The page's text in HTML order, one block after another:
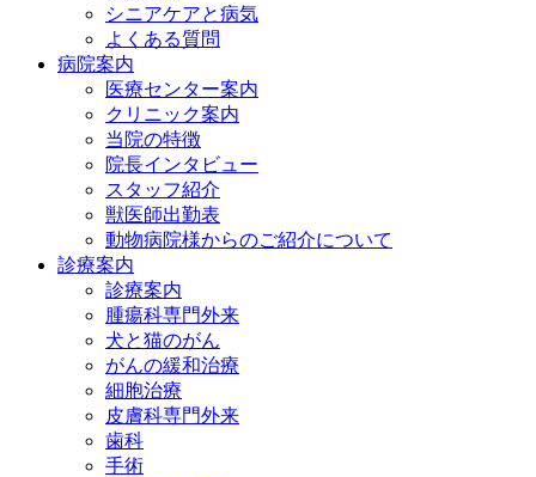
シニアケアと病気
よくある質問
病院案内
医療センター案内
クリニック案内
当院の特徴
院長インタビュー
スタッフ紹介
獣医師出勤表
動物病院様からのご紹介について
診療案内
診療案内
腫瘍科専門外来
犬と猫のがん
がんの緩和治療
細胞治療
皮膚科専門外来
歯科
手術